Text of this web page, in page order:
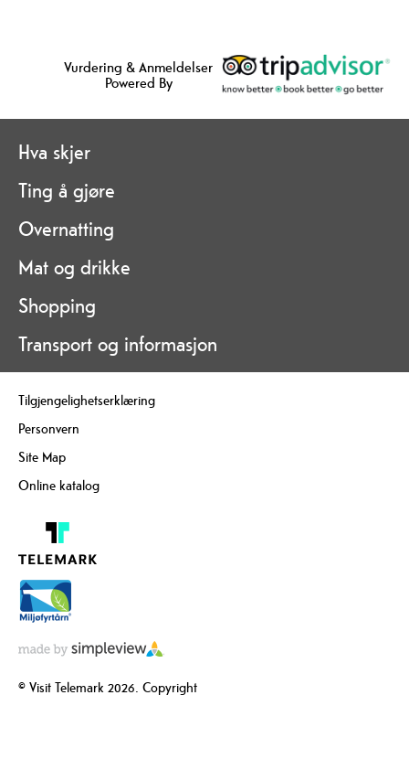
Vurdering & Anmeldelser
Powered By
Hva skjer
Ting å gjøre
Overnatting
Mat og drikke
Shopping
Transport og informasjon
Tilgjengelighetserklæring
Personvern
Site Map
Online katalog
© Visit Telemark 2026. Copyright